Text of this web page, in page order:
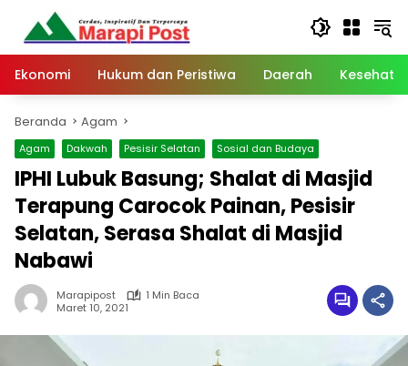
Langsung
konten
Ekonomi
Hukum dan Peristiwa Daerah
Beranda Agam
Agam Dakwah Pesisir Selatan Sosial dan Budaya
IPHI Lubuk Basung; Shalat di Masjid
Terapung Carocok Painan, Pesisir
Selatan, Serasa Shalat di Masjid
Nabawi
Marapipost
1 Min Baca
Maret 10, 2021